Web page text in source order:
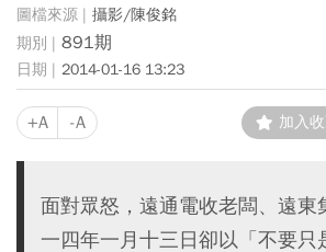
攝影/陳俊銘
891期
2014-01-16 13:23
+A -A 加入
面對眾怒，遠通電收老闆、遠東
一四年一月十三日卻以「不要只